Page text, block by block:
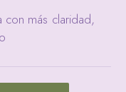
con más claridad,